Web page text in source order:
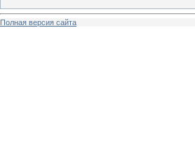
Полная версия сайта